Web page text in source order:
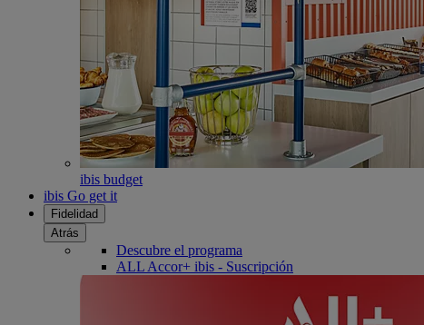
ibis budget
ibis Go get it
Fidelidad
Atrás
Descubre el programa
ALL Accor+ ibis - Suscripción